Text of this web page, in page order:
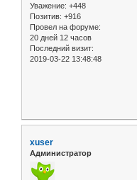
Уважение: +448
Позитив: +916
Провел на форуме:
20 дней 12 часов
Последний визит:
2019-03-22 13:48:48
xuser
Администратор